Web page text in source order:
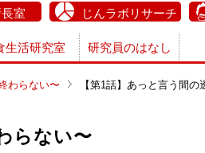
室 じんラボリサーチ
生活研究室 研究員のはなし
わらない〜 【第1話】あっと言う間
らない〜